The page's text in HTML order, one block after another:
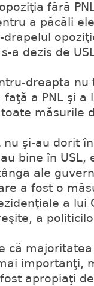
fără
a păcăli
a dezis de
dreapta nu
a PNL şi a
măsurile
nu şi-au dorit
bine în USL,
ale
a fost o
a lui
a
că
importanţi,
apropiaţi